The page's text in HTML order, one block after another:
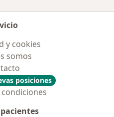
y cookies
somos
posiciones